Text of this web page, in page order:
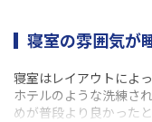
寝室の雰囲気が
寝室はレイアウトによ
ホテルのような洗練さ
めが普段より良かった